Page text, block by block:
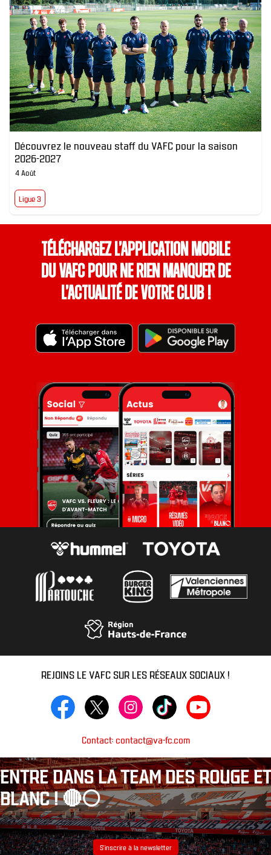
Découvrez le nouveau staff du VAFC pour la saison
2026-2027
4 Août
Ligue 3
Téléchargez l’application mobile
du VAFC pour ne rien manquer de
l’actualité de votre club !
REJOINS LE VAFC SUR LES RÉSEAUX SOCIAUX !
Contact: contact@va-fc.com
ENTRE DANS LA TEAM DES ROUGE ET
BLANC ! 🔴⚪️
S’inscrire à la newsletter